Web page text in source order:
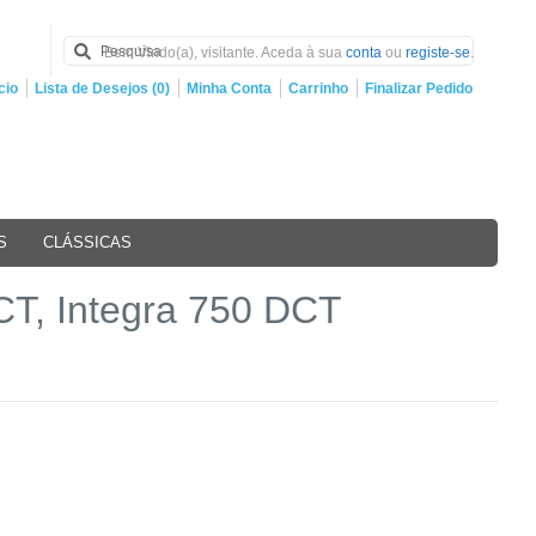
Bem Vindo(a), visitante. Aceda à sua conta ou registe-se.
Lista de Desejos (0) Minha Conta Carrinho Finalizar Pedido
CLÁSSICAS
Integra 750 DCT